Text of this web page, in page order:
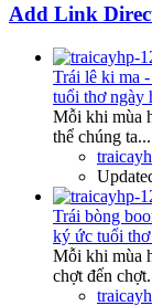
Add Link
Trái lê ki ma
tuổi thơ ngày
Mỗi khi mùa
thể chúng ta...
Trái bòng
ký ức tuổi thơ
Mỗi khi mùa
chợt đến